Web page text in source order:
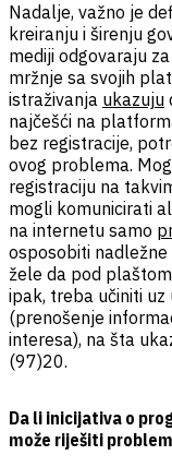
Nadalje, važno je
kreiranju i širenju
mediji odgovaraju
mržnje sa svojih
istraživanja ukazuju
najčešći na
bez registracije,
ovog problema.
registraciju na
mogli komunicirati
na internetu samo
osposobiti
žele da pod
ipak, treba učiniti uz
(prenošenje
interesa), na šta
(97)20.
Da li inicijativa o
može riješiti problem